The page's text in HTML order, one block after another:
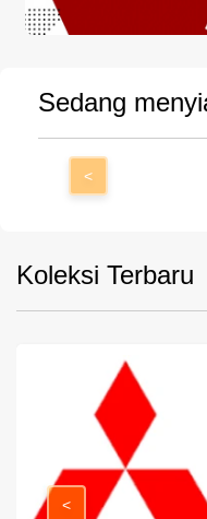
Sedang
<
Koleksi Terbaru
<